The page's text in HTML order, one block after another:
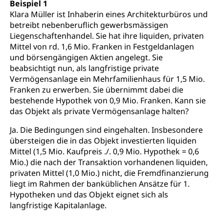
Beispiel 1
Klara Müller ist Inhaberin eines Architekturbüros und
betreibt nebenberuflich gewerbsmässigen
Liegenschaftenhandel. Sie hat ihre liquiden, privaten
Mittel von rd. 1,6 Mio. Franken in Festgeldanlagen
und börsengängigen Aktien angelegt. Sie
beabsichtigt nun, als langfristige private
Vermögensanlage ein Mehrfamilienhaus für 1,5 Mio.
Franken zu erwerben. Sie übernimmt dabei die
bestehende Hypothek von 0,9 Mio. Franken. Kann sie
das Objekt als private Vermögensanlage halten?
Ja. Die Bedingungen sind eingehalten. Insbesondere
übersteigen die in das Objekt investierten liquiden
Mittel (1,5 Mio. Kaufpreis ./. 0,9 Mio. Hypothek = 0,6
Mio.) die nach der Transaktion vorhandenen liquiden,
privaten Mittel (1,0 Mio.) nicht, die Fremdfinanzierung
liegt im Rahmen der banküblichen Ansätze für 1.
Hypotheken und das Objekt eignet sich als
langfristige Kapitalanlage.